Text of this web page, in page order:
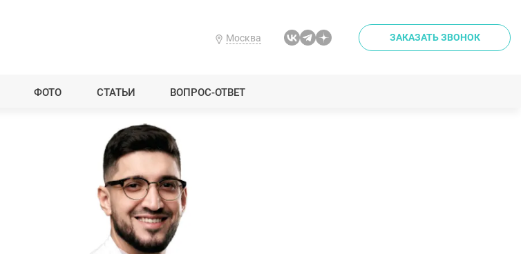
Москва ЗАКАЗАТЬ ЗВОНОК
ФОТО СТАТЬИ ВОПРОС-ОТВЕТ